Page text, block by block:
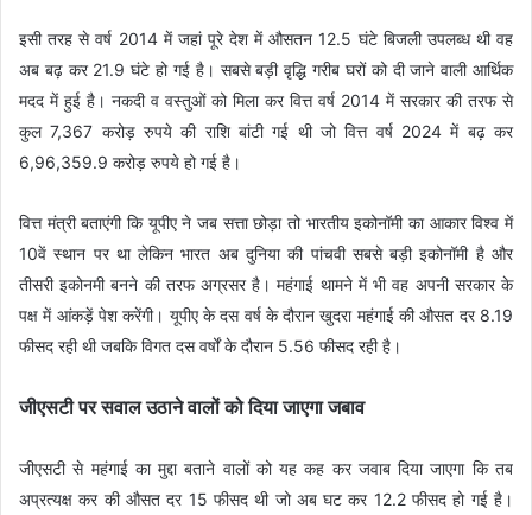
इसी तरह से वर्ष 2014 में जहां पूरे देश में औसतन 12.5 घंटे बिजली उपलब्ध थी वह
अब बढ़ कर 21.9 घंटे हो गई है। सबसे बड़ी वृद्धि गरीब घरों को दी जाने वाली आर्थिक
मदद में हुई है। नकदी व वस्तुओं को मिला कर वित्त वर्ष 2014 में सरकार की तरफ से
कुल 7,367 करोड़ रुपये की राशि बांटी गई थी जो वित्त वर्ष 2024 में बढ़ कर
6,96,359.9 करोड़ रुपये हो गई है।
वित्त मंत्री बताएंगी कि यूपीए ने जब सत्ता छोड़ा तो भारतीय इकोनॉमी का आकार विश्व में
10वें स्थान पर था लेकिन भारत अब दुनिया की पांचवी सबसे बड़ी इकोनॉमी है और
तीसरी इकोनमी बनने की तरफ अग्रसर है। महंगाई थामने में भी वह अपनी सरकार के
पक्ष में आंकड़ें पेश करेंगी। यूपीए के दस वर्ष के दौरान खुदरा महंगाई की औसत दर 8.19
फीसद रही थी जबकि विगत दस वर्षों के दौरान 5.56 फीसद रही है।
जीएसटी पर सवाल उठाने वालों को दिया जाएगा जबाव
जीएसटी से महंगाई का मुद्दा बताने वालों को यह कह कर जवाब दिया जाएगा कि तब
अप्रत्यक्ष कर की औसत दर 15 फीसद थी जो अब घट कर 12.2 फीसद हो गई है।